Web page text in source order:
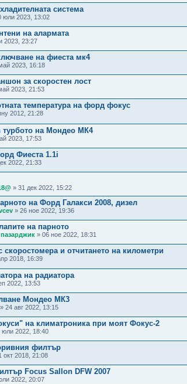
система
юли 2023, 13:02
на алармата
2023, 23:27
на фиеста мк4
2023, 16:18
за скоростен лост
2023, 21:53
температура на форд фокус
2012, 21:28
турбото на Мондео МК4
2023, 17:53
Фиеста 1.1i
2022, 21:33
» 31 дек 2022, 15:22
на Форд Галакси 2008, дизел
» 26 ное 2022, 19:36
на парното
» 06 ное 2022, 18:31
и отчитането на километри
2018, 16:39
на радиатора
2022, 13:53
Мондео МК3
» 24 авг 2022, 13:15
на климатроника при моят Фокус-2
юли 2022, 18:40
филтър
окт 2018, 21:08
Focus Sallon DFW 2007
2022, 20:07